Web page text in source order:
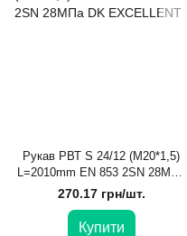
Рукав РВТ S 24/12 (М20*1,5)
L=2010mm EN 853 2SN 28МПа
DK EXCELLENT
270.17 грн/шт.
Купити